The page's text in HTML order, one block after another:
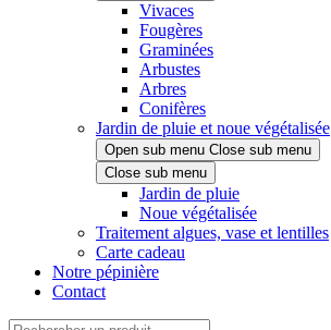
Vivaces
Fougères
Graminées
Arbustes
Arbres
Conifères
Jardin de pluie et noue végétalisée
Open sub menu Close sub menu
Close sub menu
Jardin de pluie
Noue végétalisée
Traitement algues, vase et lentilles
Carte cadeau
Notre pépinière
Contact